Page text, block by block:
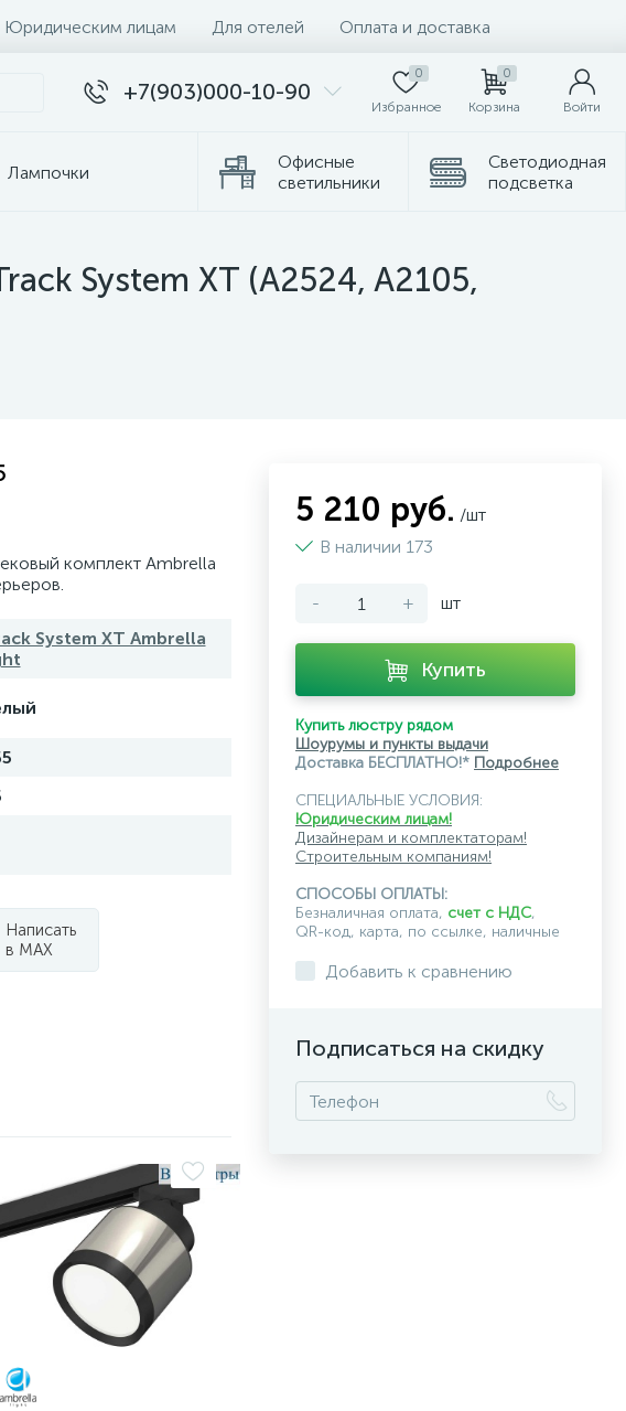
Юридическим лицам Для отелей Оплата и доставка
+7(903)000-10-90
0
Избранное
0
Корзина Войти
Лампочки
Офисные
светильники
Светодиодная
подсветка
System XT (A2524, A2105,
комплект Ambrella
System XT Ambrella
Написать
в MAX
5 210 руб. /шт
В наличии 173
- + шт
Купить
Купить люстру рядом
Шоурумы и пункты выдачи
Доставка БЕСПЛАТНО!* Подробнее
СПЕЦИАЛЬНЫЕ УСЛОВИЯ:
Юридическим лицам!
Дизайнерам и комплектаторам!
Строительным компаниям!
СПОСОБЫ ОПЛАТЫ:
Безналичная оплата, счет с НДС,
QR-код, карта, по ссылке, наличные
Добавить к сравнению
Подписаться на скидку